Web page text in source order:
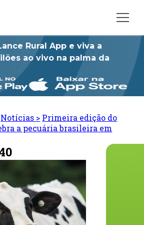
Rural App e viva a
ao vivo na palma da
Notícias > Primeira edição do
a pecuária brasileira em